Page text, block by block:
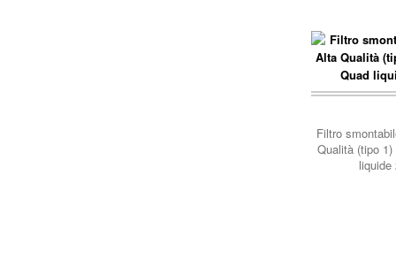
Filtro
Qualità (tipo
liquide